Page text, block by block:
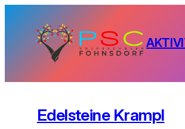
springen
Edelsteine Krampl